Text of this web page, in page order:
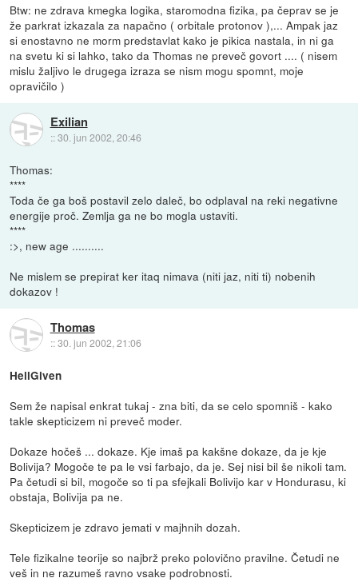
Btw: ne zdrava kmegka logika, staromodna fizika, pa čeprav se je
že parkrat izkazala za napačno ( orbitale protonov ),... Ampak jaz
si enostavno ne morm predstavlat kako je pikica nastala, in ni ga
na svetu ki si lahko, tako da Thomas ne preveč govort .... ( nisem
mislu žaljivo le drugega izraza se nism mogu spomnt, moje
opravičilo )
Exilian
::30. jun 2002, 20:46
Thomas:
****
Toda če ga boš postavil zelo daleč, bo odplaval na reki negativne
energije proč. Zemlja ga ne bo mogla ustaviti.
****
:>, new age ..........
Ne mislem se prepirat ker itaq nimava (niti jaz, niti ti) nobenih
dokazov !
Thomas
::30. jun 2002, 21:06
HellGiven
Sem že napisal enkrat tukaj - zna biti, da se celo spomniš - kako
takle skepticizem ni preveč moder.
Dokaze hočeš ... dokaze. Kje imaš pa kakšne dokaze, da je kje
Bolivija? Mogoče te pa le vsi farbajo, da je. Sej nisi bil še nikoli tam.
Pa četudi si bil, mogoče so ti pa sfejkali Bolivijo kar v Hondurasu, ki
obstaja, Bolivija pa ne.
Skepticizem je zdravo jemati v majhnih dozah.
Tele fizikalne teorije so najbrž preko polovično pravilne. Četudi ne
veš in ne razumeš ravno vsake podrobnosti.